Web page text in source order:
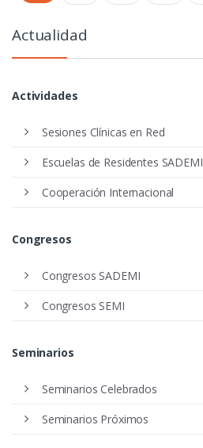
Actualidad
Actividades
Sesiones Clínicas en Red
Escuelas de Residentes SADEMI
Cooperación Internacional
Congresos
Congresos SADEMI
Congresos SEMI
Seminarios
Seminarios Celebrados
Seminarios Próximos